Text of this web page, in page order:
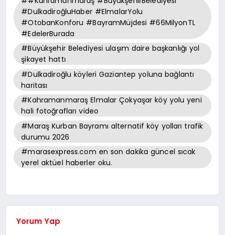
#DulkadiroğluHaber #ElmalarYolu
#OtobanKonforu #BayramMüjdesi #66MilyonTL
#EdelerBurada
#Büyükşehir Belediyesi ulaşım daire başkanlığı yol
şikayet hattı
#Dulkadiroğlu köyleri Gaziantep yoluna bağlantı
haritası
#Kahramanmaraş Elmalar Çokyaşar köy yolu yeni
hali fotoğrafları video
#Maraş Kurban Bayramı alternatif köy yolları trafik
durumu 2026
#marasexpress.com en son dakika güncel sıcak
yerel aktüel haberler oku.
Yorum Yap